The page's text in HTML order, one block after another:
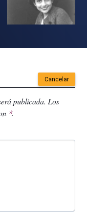
Cancelar
publicada. Los
*.